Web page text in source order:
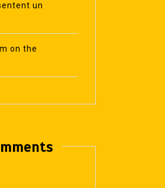
un
on the